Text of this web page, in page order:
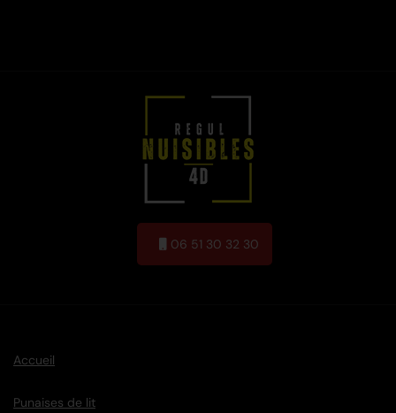
06 51 30 32 30
Accueil
Punaises de lit